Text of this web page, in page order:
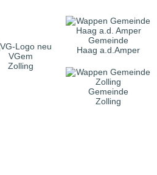
VGem
Zolling
Gemeinde
Haag a.d.Amper
Gemeinde
Zolling